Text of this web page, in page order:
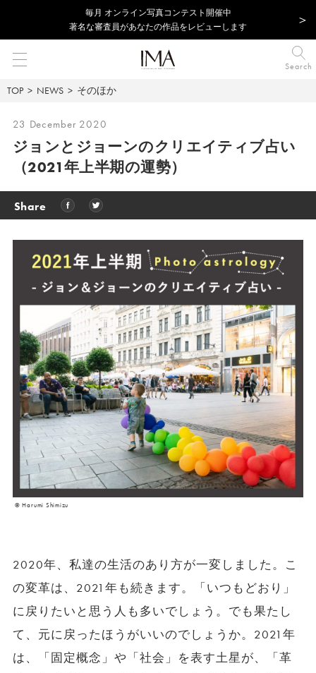
毎⽉ オンライン写真コンテスト開催中
著名な審査員があなたの作品をレビューします
Search
TOP NEWS そのほか
23 December 2020
ジョンとジョーンのクリエイティブ占い
（2021年上半期の運勢）
Share
© Harumi Shimizu
2020年、私達の生活のあり方が一変しました。こ
の変革は、2021年も続きます。「いつもどおり」
に戻りたいと思う人も多いでしょう。でも果たし
て、元に戻ったほうがいいのでしょうか。2021年
は、「固定概念」や「社会」を表す土星が、「革